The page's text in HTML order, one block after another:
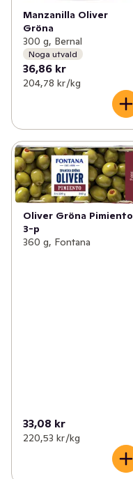
Manzanilla Oliver
Gröna
300 g, Bernal
Noga utvald
36,86 kr
204,78 kr /kg
Oliver Gröna Pimiento
3-p
360 g, Fontana
33,08 kr
220,53 kr /kg